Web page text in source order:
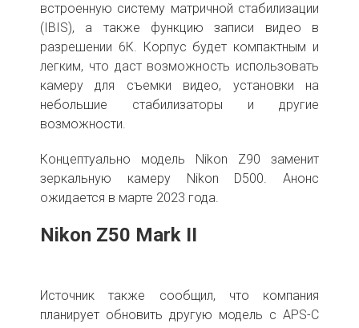
встроенную систему матричной стабилизации
(IBIS), а также функцию записи видео в
разрешении 6К. Корпус будет компактным и
легким, что даст возможность использовать
камеру для съемки видео, установки на
небольшие стабилизаторы и другие
возможности.
Концептуально модель Nikon Z90 заменит
зеркальную камеру Nikon D500. Анонс
ожидается в марте 2023 года.
Nikon Z50 Mark II
Источник также сообщил, что компания
планирует обновить другую модель с APS-C